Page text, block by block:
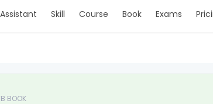
Skill Course Book Exams
BOOK